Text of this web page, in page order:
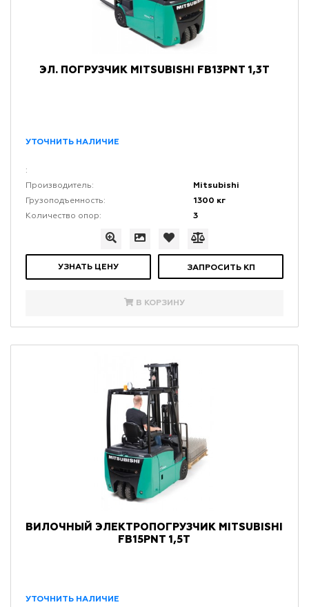
ЭЛ. ПОГРУЗЧИК MITSUBISHI FB13PNT 1,3Т
УТОЧНИТЬ НАЛИЧИЕ
:
Производитель:
Mitsubishi
Грузоподъемность: 1300 кг
Количество опор: 3
УЗНАТЬ ЦЕНУ ЗАПРОСИТЬ КП
В КОРЗИНУ
ВИЛОЧНЫЙ ЭЛЕКТРОПОГРУЗЧИК MITSUBISHI
FB15PNT 1,5Т
УТОЧНИТЬ НАЛИЧИЕ